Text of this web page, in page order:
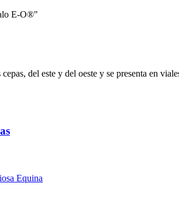
del este y del oeste y se presenta en
Equina